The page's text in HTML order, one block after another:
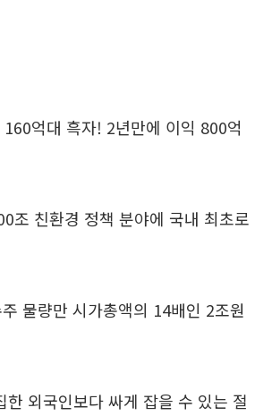
억대 흑자! 2년만에 이익 800억
조 친환경 정책 분야에 국내 최초로
물량만 시가총액의 14배인 2조원
외국인보다 싸게 잡을 수 있는 절